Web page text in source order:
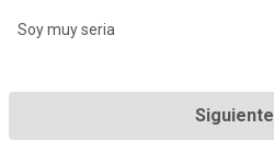
Soy muy seria
Siguiente